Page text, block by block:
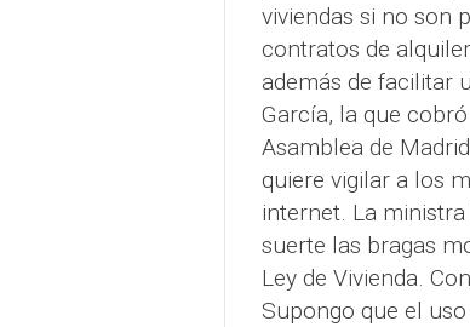
viviendas si no son
contratos de
además de facilitar
García, la que
Asamblea de
quiere vigilar a los
internet. La
suerte las bragas
Ley de Vivienda.
Supongo que el